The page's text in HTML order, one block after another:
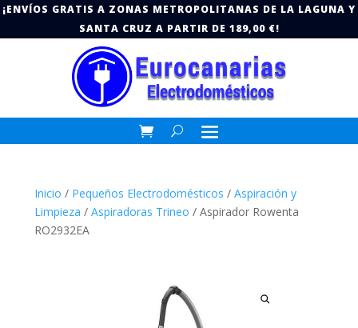
¡ENVÍOS GRATIS A ZONAS METROPOLITANAS DE LA LAGUNA Y
SANTA CRUZ A PARTIR DE 189,00 €!
Inicio / Pequeños Electrodomésticos / Aspiración y
Limpieza / Aspiradoras Trineo / Aspirador Rowenta
RO2932EA